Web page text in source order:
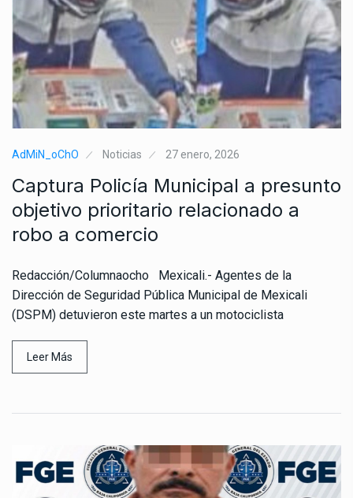
AdMiN_oChO Noticias 27 enero, 2026
Captura Policía Municipal a presunto
objetivo prioritario relacionado a
robo a comercio
Redacción/Columnaocho Mexicali.- Agentes de la
Dirección de Seguridad Pública Municipal de Mexicali
(DSPM) detuvieron este martes a un motociclista
Leer Más